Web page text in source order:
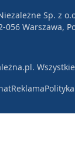
Sp. z
056 Warszawa,
Reklama